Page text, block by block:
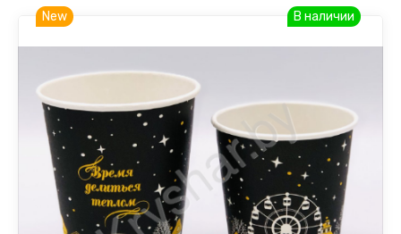
New В наличии